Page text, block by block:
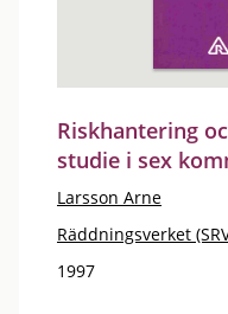
Riskhantering
studie i sex
Larsson Arne
Räddningsverket
1997